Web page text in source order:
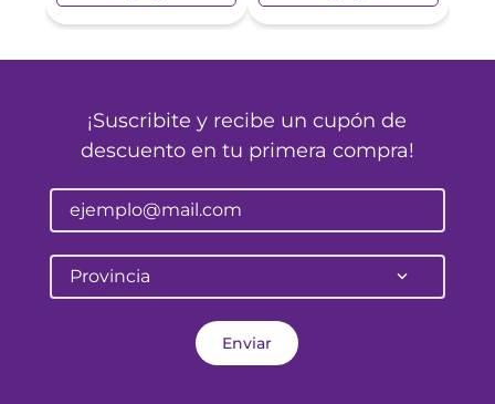
¡Suscribite y recibe un cupón de
descuento en tu primera compra!
Provincia
Enviar